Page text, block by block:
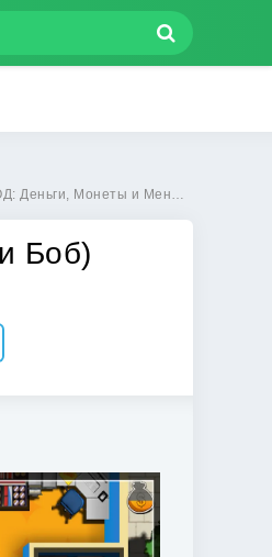
Robbery Bob - King of Sneak на Андроид
Боб)